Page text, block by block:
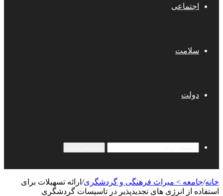
اجتماعی
سلامت
دولت
خانه/جامعه > میراث فرهنگی و گردشگری/ ارائه تسهیلات برای
استفاده از انرژی های تجدیدپذیر در تاسیسات گردشگری